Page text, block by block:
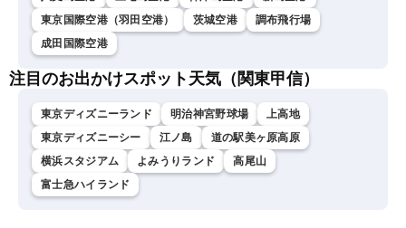
東京国際空港（羽田空港）
茨城空港
調布飛行場
成田国際空港
注目のお出かけスポット天気（関東甲信）
東京ディズニーランド 明治神宮野球場
上高地
東京ディズニーシー
江ノ島
道の駅美ヶ原高原
横浜スタジアム
よみうりランド
高尾山
富士急ハイランド